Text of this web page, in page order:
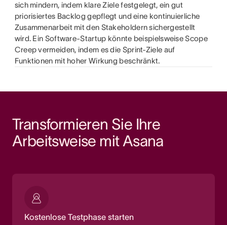
sich mindern, indem klare Ziele festgelegt, ein gut
priorisiertes Backlog gepflegt und eine kontinuierliche
Zusammenarbeit mit den Stakeholdern sichergestellt
wird. Ein Software-Startup könnte beispielsweise Scope
Creep vermeiden, indem es die Sprint-Ziele auf
Funktionen mit hoher Wirkung beschränkt.
Transformieren Sie Ihre
Arbeitsweise mit Asana
Kostenlose Testphase starten